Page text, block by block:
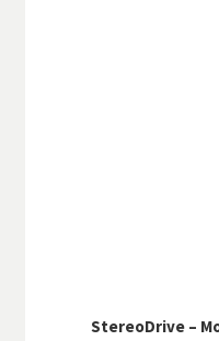
StereoDrive –